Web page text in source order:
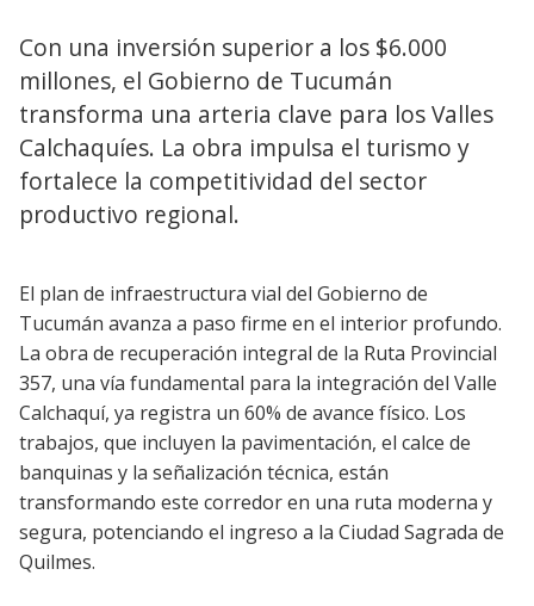
Con una inversión superior a los $6.000
millones, el Gobierno de Tucumán
transforma una arteria clave para los Valles
Calchaquíes. La obra impulsa el turismo y
fortalece la competitividad del sector
productivo regional.
El plan de infraestructura vial del Gobierno de
Tucumán avanza a paso firme en el interior profundo.
La obra de recuperación integral de la Ruta Provincial
357, una vía fundamental para la integración del Valle
Calchaquí, ya registra un 60% de avance físico. Los
trabajos, que incluyen la pavimentación, el calce de
banquinas y la señalización técnica, están
transformando este corredor en una ruta moderna y
segura, potenciando el ingreso a la Ciudad Sagrada de
Quilmes.